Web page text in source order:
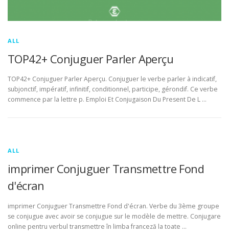
ALL
TOP42+ Conjuguer Parler Aperçu
TOP42+ Conjuguer Parler Aperçu. Conjuguer le verbe parler à indicatif,
subjonctif, impératif, infinitif, conditionnel, participe, gérondif. Ce verbe
commence par la lettre p. Emploi Et Conjugaison Du Present De L …
ALL
imprimer Conjuguer Transmettre Fond
d'écran
imprimer Conjuguer Transmettre Fond d'écran. Verbe du 3ème groupe
se conjugue avec avoir se conjugue sur le modèle de mettre. Conjugare
online pentru verbul transmettre în limba franceză la toate …